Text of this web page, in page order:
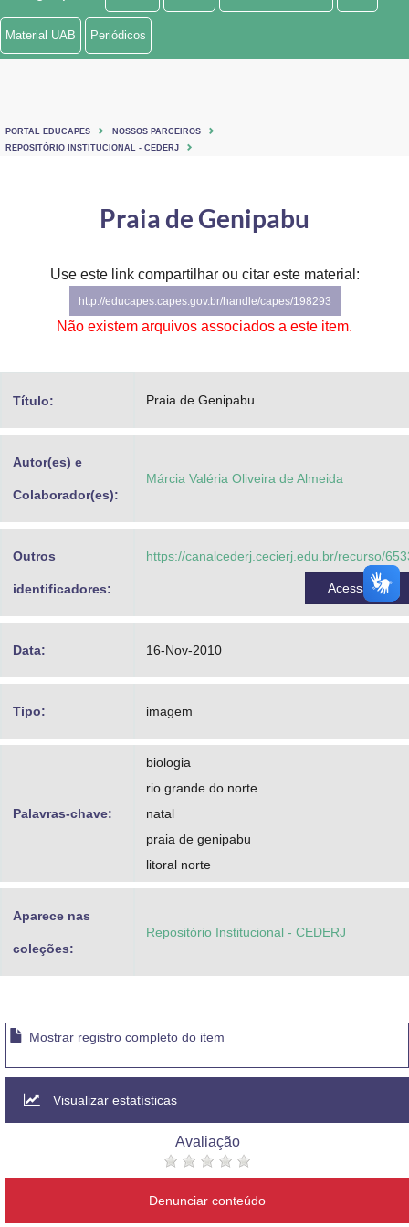
Ministério de Minas e Energia
Ministério do Turismo
Controladoria-Geral da União
Advocacia-Geral da União
Banco Central do Brasil
Material UAB Periódicos
PORTAL EDUCAPES
NOSSOS PARCEIROS
REPOSITÓRIO INSTITUCIONAL - CEDERJ
Praia de Genipabu
Use este link compartilhar ou citar este material:
http://educapes.capes.gov.br/handle/capes/198293
Não existem arquivos associados a este item.
Título: Praia de Genipabu
Autor(es) e
Colaborador(es):
Márcia Valéria Oliveira de Almeida
Outros
identificadores:
https://canalcederj.cecierj.edu.br/recurso/
Acessar
Data: 16-Nov-2010
Tipo: imagem
Palavras-chave:
biologia
rio grande do norte
natal
praia de genipabu
litoral norte
Aparece nas
coleções:
Repositório Institucional - CEDERJ
Mostrar registro completo do item
Visualizar estatísticas
Avaliação
Denunciar conteúdo